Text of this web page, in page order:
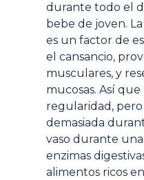
durante todo el
bebe de joven.
es un factor de
el cansancio,
musculares, y
mucosas. Así
regularidad, pero
demasiada
vaso durante
enzimas
alimentos ricos